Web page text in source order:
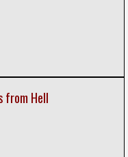
from Hell